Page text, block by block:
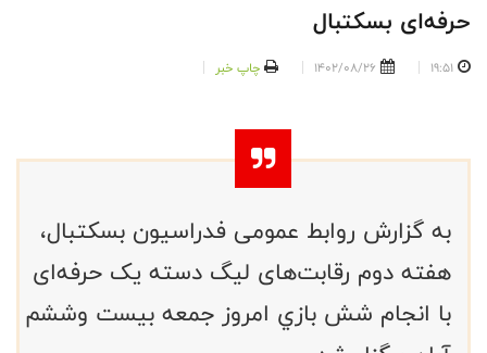
حرفه‌ای بسکتبال
19:51
1402/08/26 چاپ خبر
به گزارش روابط عمومی فدراسیون بسکتبال،
هفته دوم رقابت‌های لیگ دسته یک حرفه‌ای
با انجام شش بازي امروز جمعه بیست وششم